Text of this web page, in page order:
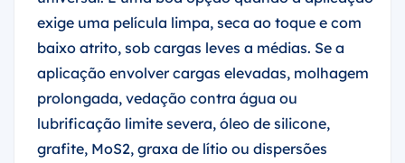
exige uma película limpa, seca ao toque e com
baixo atrito, sob cargas leves a médias. Se a
aplicação envolver cargas elevadas, molhagem
prolongada, vedação contra água ou
lubrificação limite severa, óleo de silicone,
grafite, MoS2, graxa de lítio ou dispersões